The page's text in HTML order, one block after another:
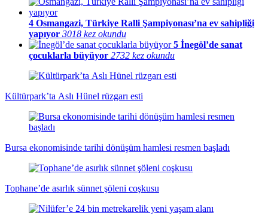
4 Osmangazi, Türkiye Ralli Şampiyonası’na ev sahipliği
yapıyor 3018 kez okundu
5 İnegöl’de sanat
çocuklarla büyüyor 2732 kez okundu
Kültürpark’ta Aslı Hünel rüzgarı esti
Bursa ekonomisinde tarihi dönüşüm hamlesi resmen başladı
Tophane’de asırlık sünnet şöleni coşkusu